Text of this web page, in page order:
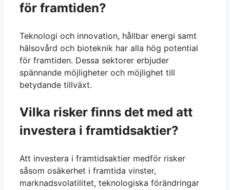
för framtiden?
Teknologi och innovation, hållbar energi samt
hälsovård och bioteknik har alla hög potential
för framtiden. Dessa sektorer erbjuder
spännande möjligheter och möjlighet till
betydande tillväxt.
Vilka risker finns det med att
investera i framtidsaktier?
Att investera i framtidsaktier medför risker
såsom osäkerhet i framtida vinster,
marknadsvolatilitet, teknologiska förändringar